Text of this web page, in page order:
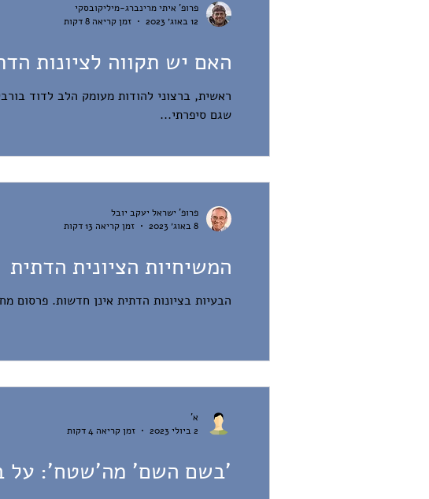
האם יש תקווה לציונות
ראשית, ברצוני להודות מעומק הלב לדוד
שגם סיפרתי...
פרופ' איתי מרינברג-מיליקובסקי
12 באוג׳ 2023
זמן קריאה 8 דקות
המשיחיות הציונית הדתית
הבעיות בציונות הדתית אינן חדשות. פרסום מחודש של מאמר משנת 1974,
פרופ' ישראל יעקב יובל
8 באוג׳ 2023
זמן קריאה 13 דקות
'בשם השם' מה'שטח': על
א'
2 ביולי 2023
זמן קריאה 4 דקות